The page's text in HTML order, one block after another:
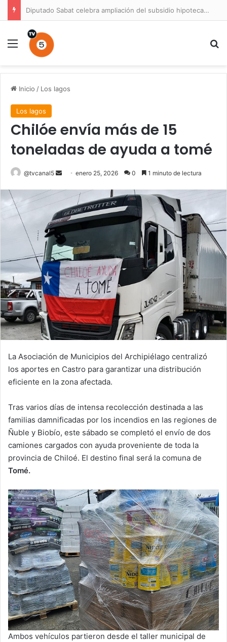
Diputado Sabat celebra ampliación del subsidio hipotecario con viviendas de hasta 6.000 UF
Menú
Inicio / Los lagos
Los lagos
Chilóe envía más de 15
toneladas de ayuda a tomé
@tvcanal5
Send
email
enero 25, 2026 0 1 minuto de lectura
La Asociación de Municipios del Archipiélago centralizó
los aportes en Castro para garantizar una distribución
eficiente en la zona afectada.
Tras varios días de intensa recolección destinada a las
familias damnificadas por los incendios en las regiones de
Ñuble y Biobío, este sábado se completó el envío de dos
camiones cargados con ayuda proveniente de toda la
provincia de Chiloé. El destino final será la comuna de
Tomé.
Ambos vehículos partieron desde el taller municipal de